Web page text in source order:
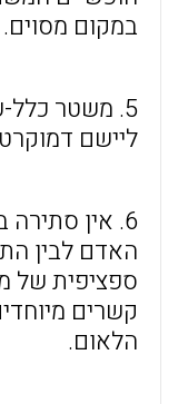
במקום מסוים.
5. משטר כלל-
ליישם
6. אין סתירה
האדם לבין
ספציפית של
קשרים
הלאום.